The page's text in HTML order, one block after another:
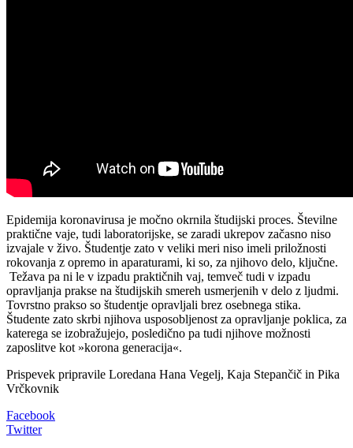
Epidemija koronavirusa je močno okrnila študijski proces. Številne
praktične vaje, tudi laboratorijske, se zaradi ukrepov začasno niso
izvajale v živo. Študentje zato v veliki meri niso imeli priložnosti
rokovanja z opremo in aparaturami, ki so, za njihovo delo, ključne.
Težava pa ni le v izpadu praktičnih vaj, temveč tudi v izpadu
opravljanja prakse na študijskih smereh usmerjenih v delo z ljudmi.
Tovrstno prakso so študentje opravljali brez osebnega stika.
Študente zato skrbi njihova usposobljenost za opravljanje poklica, za
katerega se izobražujejo, posledično pa tudi njihove možnosti
zaposlitve kot »korona generacija«.
Prispevek pripravile Loredana Hana Vegelj, Kaja Stepančič in Pika
Vrčkovnik
Facebook
Twitter